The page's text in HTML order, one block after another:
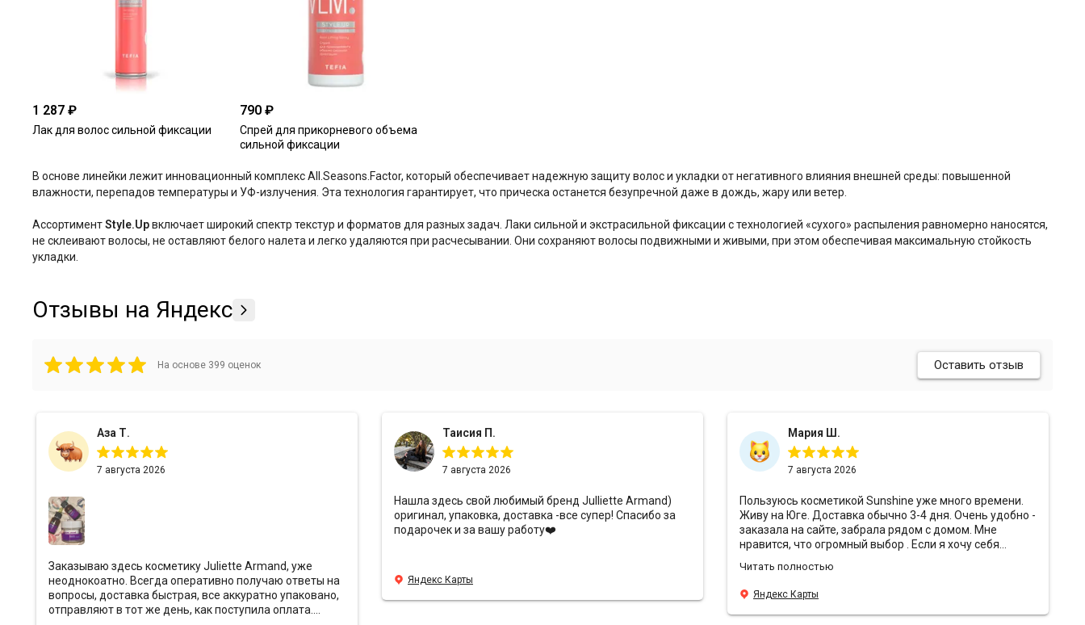
1 287 ₽
Лак для волос сильной фиксации
790 ₽
Спрей для прикорневого объема
сильной фиксации
В основе линейки лежит инновационный комплекс All.Seasons.Factor, который обеспечивает надежную защиту волос и укладки от негативного влияния внешней среды: повышенной
влажности, перепадов температуры и УФ-излучения. Эта технология гарантирует, что прическа останется безупречной даже в дождь, жару или ветер.
АссортиментStyle.Upвключает широкий спектр текстур и форматов для разных задач. Лаки сильной и экстрасильной фиксации с технологией «сухого» распыления равномерно наносятся,
не склеивают волосы, не оставляют белого налета и легко удаляются при расчесывании. Они сохраняют волосы подвижными и живыми, при этом обеспечивая максимальную стойкость
укладки.
Отзывы на Яндекс
На основе 399 оценок Оставить отзыв
Аза Т.
7 августа 2026
Заказываю здесь косметику Juliette Armand, уже
неоднокоатно. Всегда оперативно получаю ответы на
вопросы, доставка быстрая, все аккуратно упаковано,
отправляют в тот же день, как поступила оплата.
Таисия П.
7 августа 2026
Нашла здесь свой любимый бренд Julliette Armand)
оригинал, упаковка, доставка -все супер! Спасибо за
подарочек и за вашу работу❤️
Яндекс Карты
Мария Ш.
7 августа 2026
Пользуюсь косметикой Sunshine уже много времени.
Живу на Юге. Доставка обычно 3-4 дня. Очень удобно -
заказала на сайте, забрала рядом с домом. Мне
нравится, что огромный выбор . Если я хочу себя
использую то, к чему привыкла. Мне нравится, что есть
консультант 📝. Я пишу потребность и мне предлагают
много вариантов. Мне нравится упаковка 📦. Все очень
аккуратно, надежно упаковано. Отслеживают сроки
Читать полностью
Яндекс Карты